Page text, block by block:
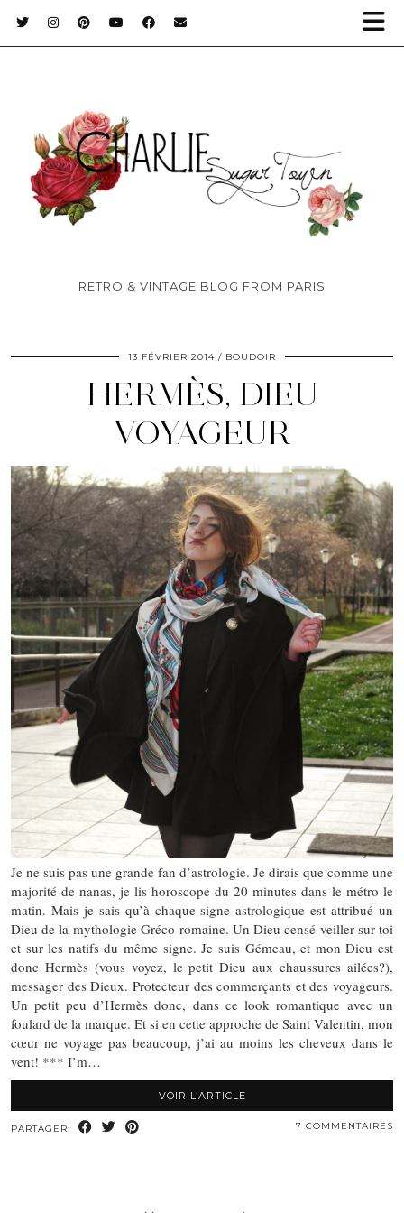
RETRO & VINTAGE BLOG FROM PARIS
13 FÉVRIER 2014 BOUDOIR
HERMÈS, DIEU
VOYAGEUR
Je ne suis pas une grande fan d’astrologie. Je dirais que comme une
majorité de nanas, je lis horoscope du 20 minutes dans le métro le
matin. Mais je sais qu’à chaque signe astrologique est attribué un
Dieu de la mythologie Gréco-romaine. Un Dieu censé veiller sur toi
et sur les natifs du même signe. Je suis Gémeau, et mon Dieu est
donc Hermès (vous voyez, le petit Dieu aux chaussures ailées?),
messager des Dieux. Protecteur des commerçants et des voyageurs.
Un petit peu d’Hermès donc, dans ce look romantique avec un
foulard de la marque. Et si en cette approche de Saint Valentin, mon
cœur ne voyage pas beaucoup, j’ai au moins les cheveux dans le
vent! *** I’m…
VOIR L’ARTICLE
PARTAGER: 7 COMMENTAIRES